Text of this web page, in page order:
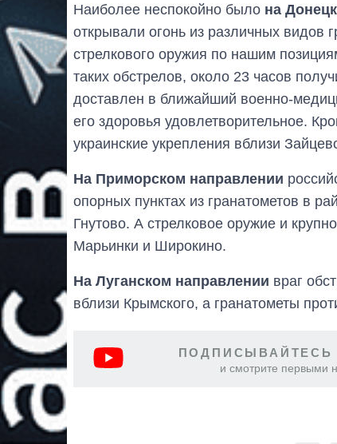
Наиболее неспокойно было на
открывали огонь из различных видов
стрелкового оружия по нашим
таких обстрелов, около 23 часов
доставлен в ближайший военно-
его здоровья удовлетворительное.
украинские укрепления вблизи
На Приморском направлении
опорных пунктах из гранатометов в
Гнутово. А стрелковое оружие и
Марьинки и Широкино.
На Луганском направлении враг
вблизи Крымского, а гранатометы
ПОДПИСЫВАЙТЕСЬ
и смотрите первыми